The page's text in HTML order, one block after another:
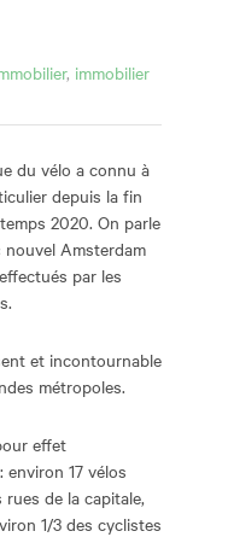
, immobilier
du vélo a connu à
depuis la fin
2020. On parle
nouvel Amsterdam
par les
et incontournable
métropoles.
effet
environ 17 vélos
de la capitale,
1/3 des cyclistes